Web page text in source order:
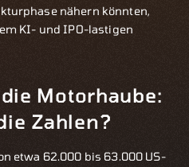
nähern könnten,
KI- und IPO-lastigen
Motorhaube:
Zahlen?
etwa 62.000 bis 63.000 US-